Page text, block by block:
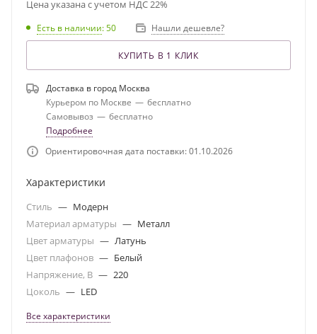
Цена указана с учетом НДС 22%
Есть в наличии: 50 Нашли дешевле?
КУПИТЬ В 1 КЛИК
Доставка в город Москва
Курьером по Москве — бесплатно
Самовывоз — бесплатно
Подробнее
Ориентировочная дата поставки: 01.10.2026
Характеристики
Стиль — Модерн
Материал арматуры — Металл
Цвет арматуры — Латунь
Цвет плафонов — Белый
Напряжение, В — 220
Цоколь — LED
Все характеристики